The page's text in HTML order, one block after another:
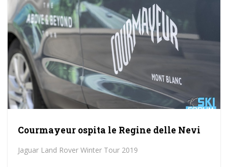
Courmayeur ospita le Regine delle Nevi
Jaguar Land Rover Winter Tour 2019